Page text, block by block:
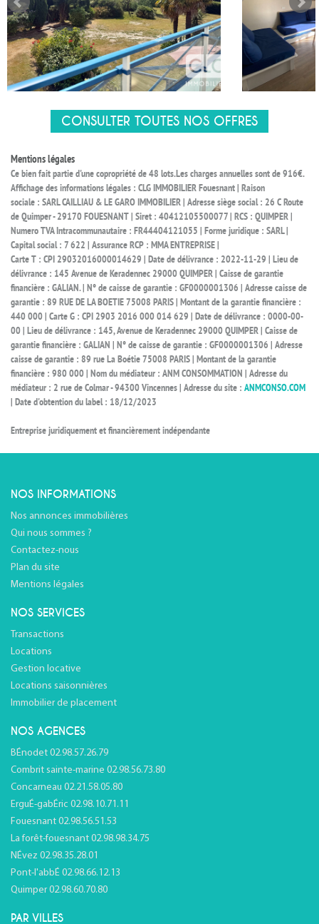
CONSULTER TOUTES NOS OFFRES
Mentions légales
Ce bien fait partie d'une copropriété de 48 lots.Les charges annuelles sont de 916€.
Affichage des informations légales : CLG IMMOBILIER Fouesnant | Raison
sociale : SARL CAILLIAU & LE GARO IMMOBILIER | Adresse siège social : 26 C Route
de Quimper - 29170 FOUESNANT | Siret : 40412105500077 | RCS : QUIMPER |
Numero TVA Intracommunautaire : FR44404121055 | Forme juridique : SARL |
Capital social : 7 622 | Assurance RCP : MMA ENTREPRISE |
Carte T : CPI 29032016000014629 | Date de délivrance : 2022-11-29 | Lieu de
délivrance : 145 Avenue de Keradennec 29000 QUIMPER | Caisse de garantie
financière : GALIAN. | N° de caisse de garantie : GF0000001306 | Adresse caisse de
garantie : 89 RUE DE LA BOETIE 75008 PARIS | Montant de la garantie financière :
440 000 | Carte G : CPI 2903 2016 000 014 629 | Date de délivrance : 0000-00-
00 | Lieu de délivrance : 145, Avenue de Keradennec 29000 QUIMPER | Caisse de
garantie financière : GALIAN | N° de caisse de garantie : GF0000001306 | Adresse
caisse de garantie : 89 rue La Boétie 75008 PARIS | Montant de la garantie
financière : 980 000 | Nom du médiateur : ANM CONSOMMATION | Adresse du
médiateur : 2 rue de Colmar - 94300 Vincennes | Adresse du site : ANMCONSO.COM
| Date d'obtention du label : 18/12/2023
Entreprise juridiquement et financièrement indépendante
NOS INFORMATIONS
Nos annonces immobilières
Qui nous sommes ?
Contactez-nous
Plan du site
Mentions légales
NOS SERVICES
Transactions
Locations
Gestion locative
Locations saisonnières
Immobilier de placement
NOS AGENCES
BÉnodet 02.98.57.26.79
Combrit sainte-marine 02.98.56.73.80
Concarneau 02.21.58.05.80
ErguÉ-gabÉric 02.98.10.71.11
Fouesnant 02.98.56.51.53
La forêt-fouesnant 02.98.98.34.75
NÉvez 02.98.35.28.01
Pont-l'abbÉ 02.98.66.12.13
Quimper 02.98.60.70.80
PAR VILLES